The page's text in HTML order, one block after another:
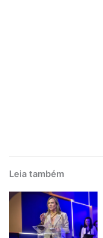
Leia também